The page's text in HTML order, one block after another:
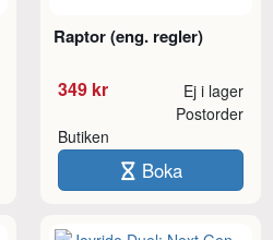
Raptor (eng. regler)
349 kr Ej i lager
Butiken
Postorder
Boka